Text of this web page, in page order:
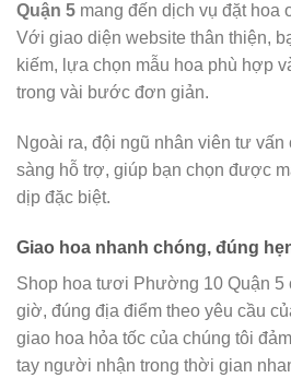
Quận 5 mang đến dịch vụ đặt hoa
Với giao diện website thân thiện,
kiếm, lựa chọn mẫu hoa phù hợp
trong vài bước đơn giản.
Ngoài ra, đội ngũ nhân viên tư vấn
sàng hỗ trợ, giúp bạn chọn được
dịp đặc biệt.
Giao hoa nhanh chóng, đúng
Shop hoa tươi Phường 10 Quận 5
giờ, đúng địa điểm theo yêu cầu
giao hoa hỏa tốc của chúng tôi
tay người nhận trong thời gian